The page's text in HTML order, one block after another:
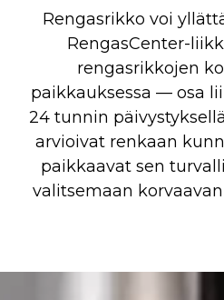
Rengasrikko voi
RengasCenter-
rengasrikkojen
paikkauksessa — osa
24 tunnin
arvioivat renkaan
paikkaavat sen
valitsemaan